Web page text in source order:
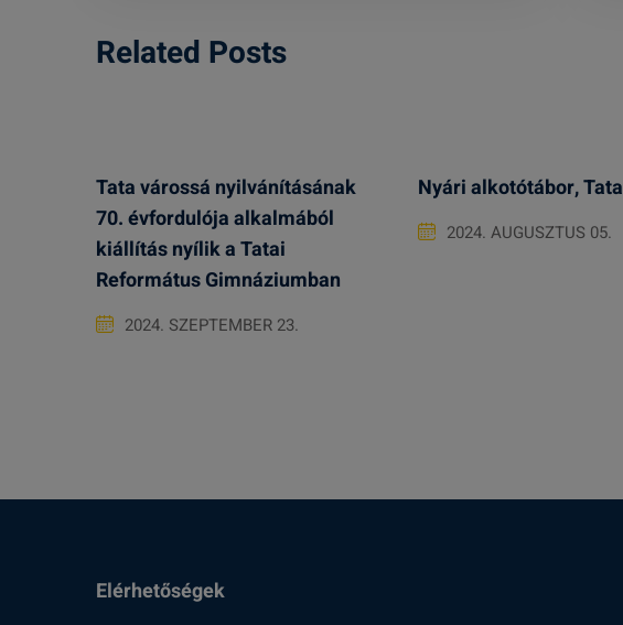
Related Posts
Tata várossá nyilvánításának
70. évfordulója alkalmából
kiállítás nyílik a Tatai
Református Gimnáziumban
2024. SZEPTEMBER 23.
Nyári alkotótábor, Tata
2024. AUGUSZTUS 05.
Elérhetőségek